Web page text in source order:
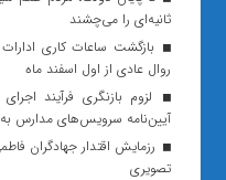
ثانیه‌ای را می‌چشند
بازگشت ساعات کاری
روال عادی از اول اسفند ماه
لزوم بازنگری فرآیند
آیین‌نامه سرویس‌های مدارس
رزمایش اقتدار جهادگران
تصویری